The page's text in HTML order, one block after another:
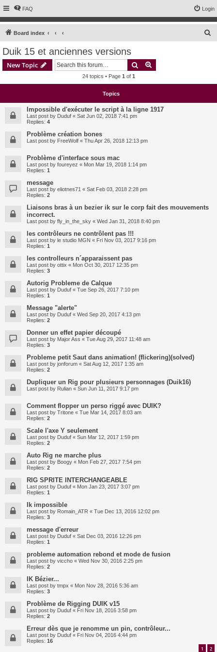
FAQ Login
Board index
Duik 15 et anciennes versions
New Topic Search
24 topics • Page 1 of 1
Topics
Impossible d'exécuter le script à la ligne 1917
Last post by Duduf « Sat Jun 02, 2018 7:41 pm
Replies: 4
Problème création bones
Last post by FreeWolf « Thu Apr 26, 2018 12:13 pm
Problème d'interface sous mac
Last post by foureyez « Mon Mar 19, 2018 1:14 pm
Replies: 1
message
Last post by eliotnes71 « Sat Feb 03, 2018 2:28 pm
Replies: 2
Liaisons bras à un bezier ik sur le corp fait des mouvements
incorrect.
Last post by fly_in_the_sky « Wed Jan 31, 2018 8:40 pm
les contrôleurs ne contrôlent pas !!!
Last post by le studio MGN « Fri Nov 03, 2017 9:16 pm
Replies: 1
les controlleurs n´apparaissent pas
Last post by ottix « Mon Oct 30, 2017 12:35 pm
Replies: 3
Autorig Probleme de Calque
Last post by Duduf « Tue Sep 26, 2017 7:10 pm
Replies: 1
Message "alerte"
Last post by Duduf « Wed Sep 20, 2017 4:13 pm
Replies: 2
Donner un effet papier découpé
Last post by Major Ass « Tue Aug 29, 2017 11:48 am
Replies: 3
Probleme petit Saut dans animation! (flickering)(solved)
Last post by jonforum « Sat Aug 12, 2017 1:35 am
Replies: 2
Dupliquer un Rig pour plusieurs personnages (Duik16)
Last post by Rulian « Sun Jun 11, 2017 9:17 pm
Comment flopper un perso riggé avec DUIK?
Last post by Tritone « Tue Mar 14, 2017 8:03 am
Replies: 2
Scale l'axe Y seulement
Last post by Duduf « Sun Mar 12, 2017 1:59 pm
Replies: 2
Auto Rig ne marche plus
Last post by Boogy « Mon Feb 27, 2017 7:54 pm
Replies: 2
RIG SPRITE INTERCHANGEABLE
Last post by Duduf « Mon Jan 23, 2017 3:07 pm
Replies: 1
Ik impossible
Last post by Romain_ATR « Tue Dec 13, 2016 12:02 pm
Replies: 3
message d'erreur
Last post by Duduf « Sat Dec 03, 2016 12:26 pm
Replies: 1
probleme automation rebond et mode de fusion
Last post by viccho « Wed Nov 30, 2016 2:25 pm
Replies: 2
IK Bézier...
Last post by tmpx « Mon Nov 28, 2016 5:36 am
Replies: 3
Problème de Rigging DUIK v15
Last post by Duduf « Fri Nov 18, 2016 3:58 pm
Replies: 2
Erreur dès que je renomme un pin, contrôleur...
Last post by Duduf « Fri Nov 04, 2016 4:44 pm
Replies: 16
1 2